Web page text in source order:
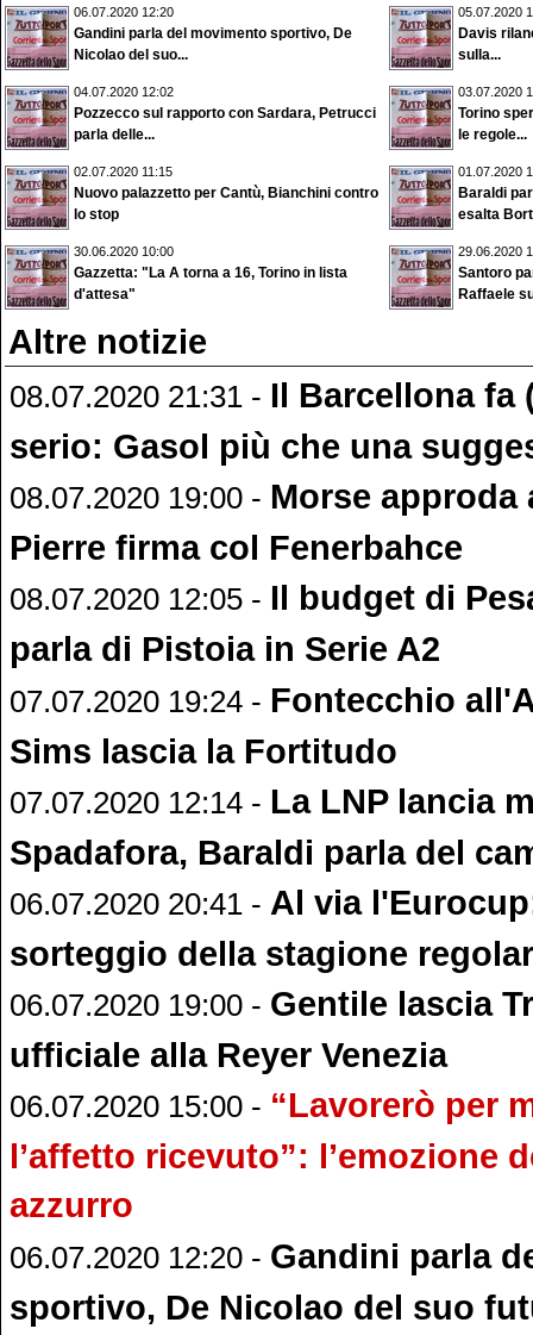
06.07.2020 12:20
Gandini parla del movimento sportivo, De
Nicolao del suo...
05.07.2020
Davis
sulla...
04.07.2020 12:02
Pozzecco sul rapporto con Sardara, Petrucci
parla delle...
03.07.2020
Torino
le regole...
02.07.2020 11:15
Nuovo palazzetto per Cantù, Bianchini contro
lo stop
01.07.2020
Baraldi
esalta
30.06.2020 10:00
Gazzetta: "La A torna a 16, Torino in lista
d'attesa"
29.06.2020
Santoro
Raffaele
Altre notizie
08.07.2020 21:31 - Il Barcellona fa
serio: Gasol più che una
08.07.2020 19:00 - Morse approda
Pierre firma col Fenerbahce
08.07.2020 12:05 - Il budget di
parla di Pistoia in Serie A2
07.07.2020 19:24 - Fontecchio
Sims lascia la Fortitudo
07.07.2020 12:14 - La LNP lancia
Spadafora, Baraldi parla del
06.07.2020 20:41 - Al via
sorteggio della stagione
06.07.2020 19:00 - Gentile lascia
ufficiale alla Reyer Venezia
06.07.2020 15:00 - “Lavorerò per
l’affetto ricevuto”: l’emozione
azzurro
06.07.2020 12:20 - Gandini parla
sportivo, De Nicolao del suo